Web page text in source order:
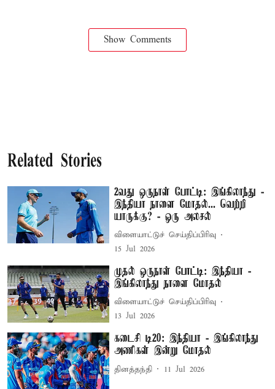
Show Comments
Related Stories
2வது ஒருநாள் போட்டி: இங்கிலாந்து -
இந்தியா நாளை மோதல்... வெற்றி
யாருக்கு? - ஒரு அலசல்
விளையாட்டுச் செய்திப்பிரிவு
15 Jul 2026
முதல் ஒருநாள் போட்டி: இந்தியா -
இங்கிலாந்து நாளை மோதல்
விளையாட்டுச் செய்திப்பிரிவு
13 Jul 2026
கடைசி டி20: இந்தியா - இங்கிலாந்து
அணிகள் இன்று மோதல்
தினத்தந்தி 11 Jul 2026